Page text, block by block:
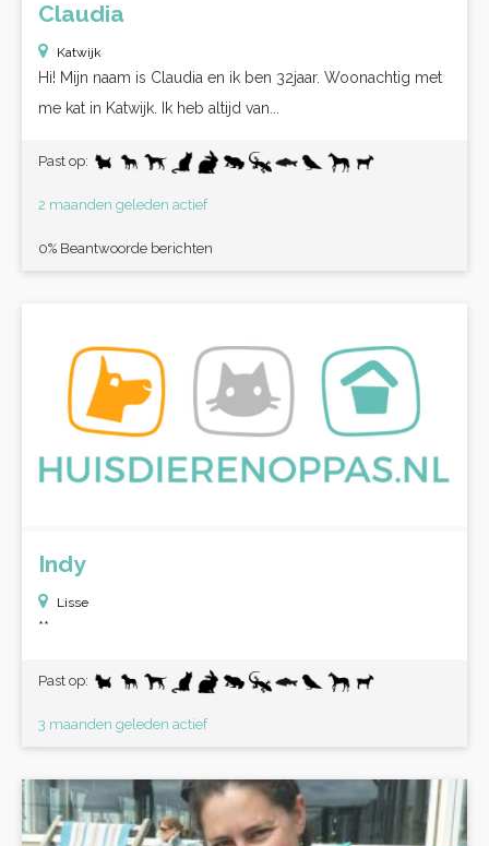
Claudia
Katwijk
Hi! Mijn naam is Claudia en ik ben 32jaar. Woonachtig met
me kat in Katwijk. Ik heb altijd van...
Past op:
2 maanden geleden actief
0% Beantwoorde berichten
Indy
Lisse
**
Past op:
3 maanden geleden actief